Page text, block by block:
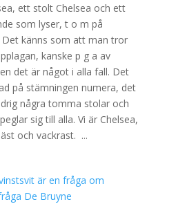
ett stolt Chelsea och ett
som lyser, t o m på
Det känns som att man tror
kanske p g a av
det är något i alla fall. Det
på stämningen numera, det
några tomma stolar och
sig till alla. Vi är Chelsea,
och vackrast. ...